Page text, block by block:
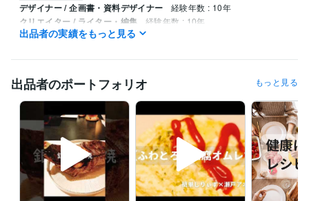
デザイナー / 企画書・資料デザイナー 経験年数 : 10年
クリエイター / ライター・編集 経験年数 : 10年
クリエイター / 作家 経験年数 : 10年
ライフスタイル・その他 / カウンセラー・コーチ 経験年数 : 10年
職歴
病院 2016年3月 ~ 現在
タウンドクター株式会社 2022年10月 ~ 現在
個人事業 2022年3月 ~ 現在
受賞歴
管理栄養士の時間の使い方: ストレスを減らして健康に 心身のバラン
スを整える 90%ストレス軽減法 会社員が実践できる 副業×投資×節約
の黄金律 毎日が楽になる！ 管理栄養士のやさしい健康レシピ エジソ
出品者の実績をもっと見る
出品者のポートフォリオ もっと見る